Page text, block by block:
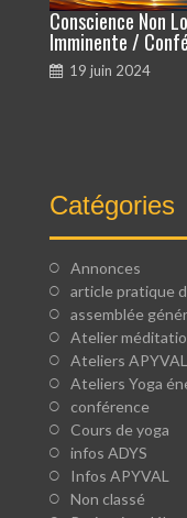
Conscience Non
Imminente /
19 juin 2024
Catégories
Annonces
article pratique
assemblée
Atelier
Ateliers APYVAL
Ateliers Yoga
conférence
Cours de yoga
infos ADYS
Infos APYVAL
Non classé